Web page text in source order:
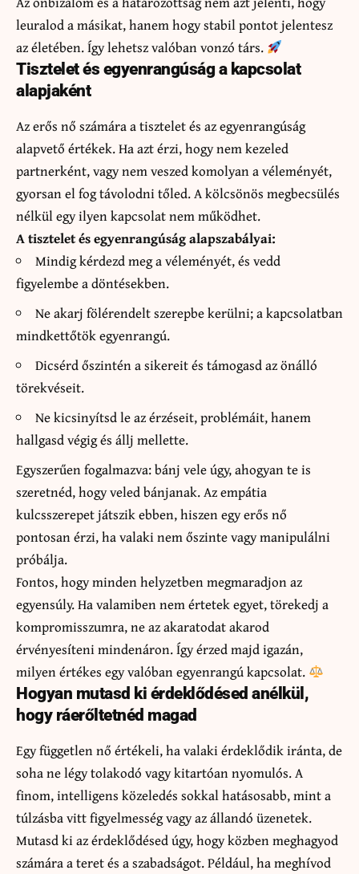
leuralod a másikat, hanem hogy stabil pontot jelentesz
az életében. Így lehetsz valóban vonzó társ.
Tisztelet és egyenrangúság a kapcsolat
alapjaként
Az erős nő számára a tisztelet és az egyenrangúság
alapvető értékek. Ha azt érzi, hogy nem kezeled
partnerként, vagy nem veszed komolyan a véleményét,
gyorsan el fog távolodni tőled. A kölcsönös megbecsülés
nélkül egy ilyen kapcsolat nem működhet.
A tisztelet és egyenrangúság alapszabályai:
Mindig kérdezd meg a véleményét, és vedd
figyelembe a döntésekben.
Ne akarj fölérendelt szerepbe kerülni; a kapcsolatban
mindkettőtök egyenrangú.
Dicsérd őszintén a sikereit és támogasd az önálló
törekvéseit.
Ne kicsinyítsd le az érzéseit, problémáit, hanem
hallgasd végig és állj mellette.
Egyszerűen fogalmazva: bánj vele úgy, ahogyan te is
szeretnéd, hogy veled bánjanak. Az empátia
kulcsszerepet játszik ebben, hiszen egy erős nő
pontosan érzi, ha valaki nem őszinte vagy manipulálni
próbálja.
Fontos, hogy minden helyzetben megmaradjon az
egyensúly. Ha valamiben nem értetek egyet, törekedj a
kompromisszumra, ne az akaratodat akarod
érvényesíteni mindenáron. Így érzed majd igazán,
milyen értékes egy valóban egyenrangú kapcsolat.
Hogyan mutasd ki érdeklődésed anélkül,
hogy ráerőltetnéd magad
Egy független nő értékeli, ha valaki érdeklődik iránta, de
soha ne légy tolakodó vagy kitartóan nyomulós. A
finom, intelligens közeledés sokkal hatásosabb, mint a
túlzásba vitt figyelmesség vagy az állandó üzenetek.
Mutasd ki az érdeklődésed úgy, hogy közben meghagyod
számára a teret és a szabadságot. Például, ha meghívod